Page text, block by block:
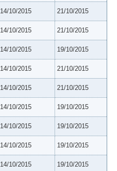
14/10/2015 21/10/2015
14/10/2015 21/10/2015
14/10/2015 19/10/2015
14/10/2015 21/10/2015
14/10/2015 21/10/2015
14/10/2015 19/10/2015
14/10/2015 19/10/2015
14/10/2015 19/10/2015
14/10/2015 19/10/2015